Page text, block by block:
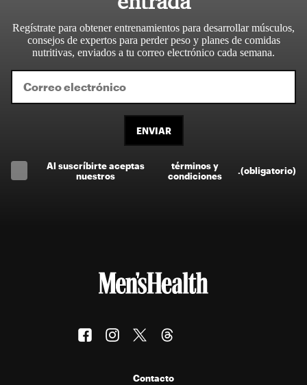
Regístrate para obtener entrenamientos para desarrollar músculos,
consejos de expertos para perder peso y planes de comidas
nutritivas, enviados a tu correo electrónico cada semana.
ENVIAR
Al suscríbirte aceptas
nuestros
términos y
condiciones
.(obligatorio)
Contacto